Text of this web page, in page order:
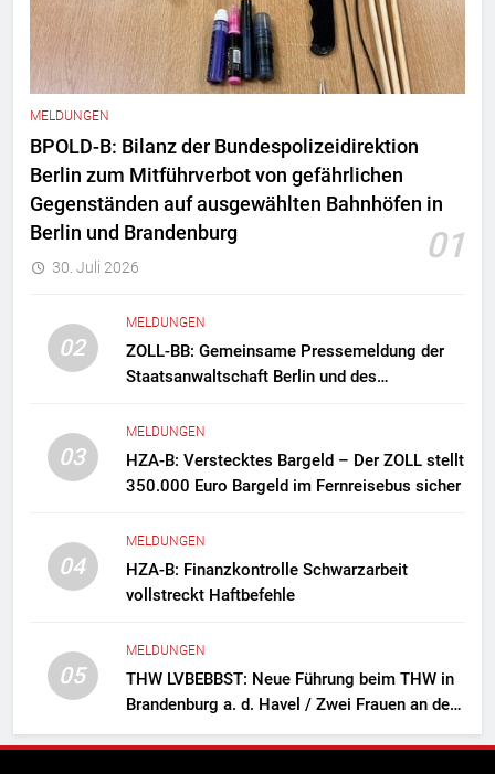
MELDUNGEN
BPOLD-B: Bilanz der Bundespolizeidirektion
Berlin zum Mitführverbot von gefährlichen
Gegenständen auf ausgewählten Bahnhöfen in
Berlin und Brandenburg
01
30. Juli 2026
02
MELDUNGEN
ZOLL-BB: Gemeinsame Pressemeldung der
Staatsanwaltschaft Berlin und des
Zollfahndung hebt mutmaßliches
Drogenlabor aus
03
MELDUNGEN
HZA-B: Verstecktes Bargeld – Der ZOLL stellt
350.000 Euro Bargeld im Fernreisebus sicher
04
MELDUNGEN
HZA-B: Finanzkontrolle Schwarzarbeit
vollstreckt Haftbefehle
05
MELDUNGEN
THW LVBEBBST: Neue Führung beim THW in
Brandenburg a. d. Havel / Zwei Frauen an der
Spitze des Ortsverbands